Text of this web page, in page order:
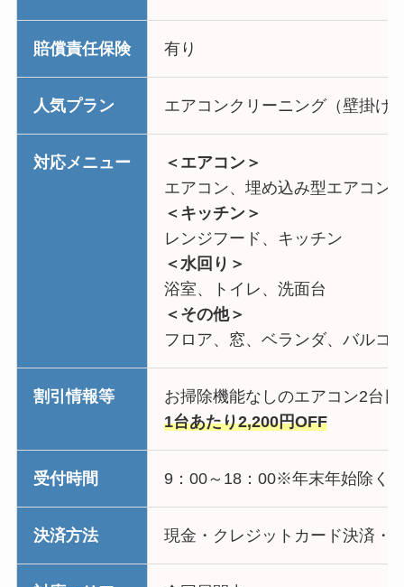
賠償責任保険 有り
人気プラン エアコンクリーニング（壁掛け
対応メニュー
＜エアコン＞
エアコン、埋め込み型エアコン
＜キッチン＞
レンジフード、キッチン
＜水回り＞
浴室、トイレ、洗面台
＜その他＞
フロア、窓、ベランダ、バルコ
割引情報等
お掃除機能なしのエアコン2台目
1台あたり2,200円OFF
受付時間 9：00～18：00※年末年始除く
決済方法 現金・クレジットカード決済・